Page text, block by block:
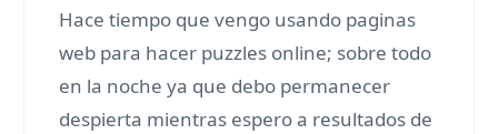
Hace tiempo que vengo usando paginas
web para hacer puzzles online; sobre todo
en la noche ya que debo permanecer
despierta mientras espero a resultados de